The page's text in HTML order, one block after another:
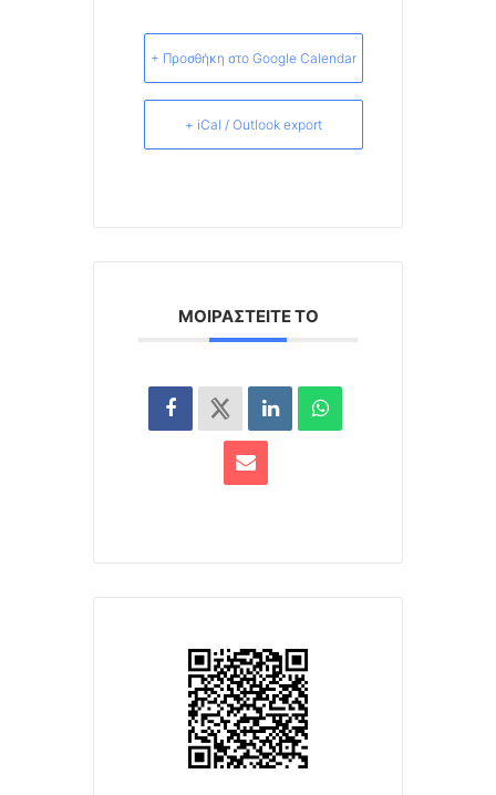
+ Προσθήκη στο Google Calendar
+ iCal / Outlook export
ΜΟΙΡΑΣΤΕΊΤΕ ΤΟ